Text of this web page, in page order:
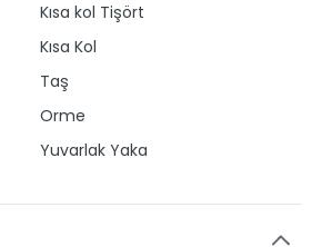
Kısa kol Tişört
Kısa Kol
Taş
Orme
Yuvarlak Yaka